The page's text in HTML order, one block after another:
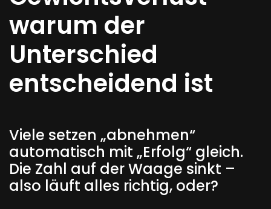
warum der
Unterschied
entscheidend ist
Viele setzen „abnehmen“
automatisch mit „Erfolg“ gleich.
Die Zahl auf der Waage sinkt –
also läuft alles richtig, oder?